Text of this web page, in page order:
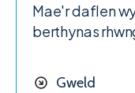
Mae'r daflen
berthynas
Gweld